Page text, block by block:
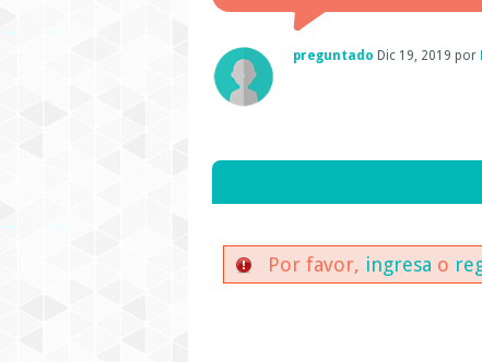
preguntado Dic 19, 2019 por
Por favor, ingresa o